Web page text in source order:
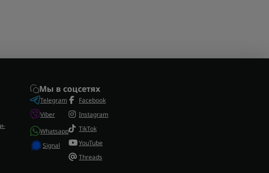
Мы в соцсетях
Telegram
Viber
Whatsapp
Signal
Facebook
Instagram
TikTok
YouTube
Threads